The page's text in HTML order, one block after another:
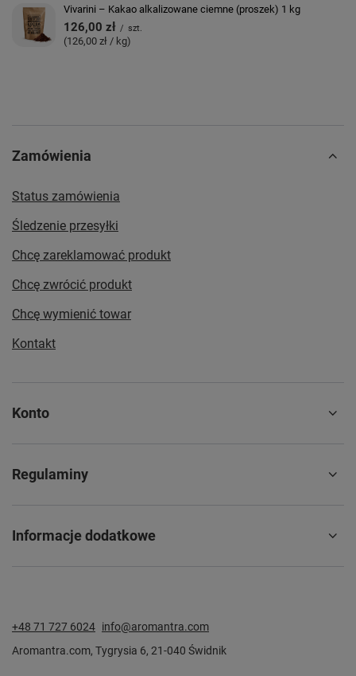
Vivarini – Kakao alkalizowane ciemne (proszek) 1 kg
126,00 zł / szt.
(126,00 zł / kg)
Zamówienia
Status zamówienia
Śledzenie przesyłki
Chcę zareklamować produkt
Chcę zwrócić produkt
Chcę wymienić towar
Kontakt
Konto
Regulaminy
Informacje dodatkowe
+48 71 727 6024 info@aromantra.com
Aromantra.com, Tygrysia 6, 21-040 Świdnik